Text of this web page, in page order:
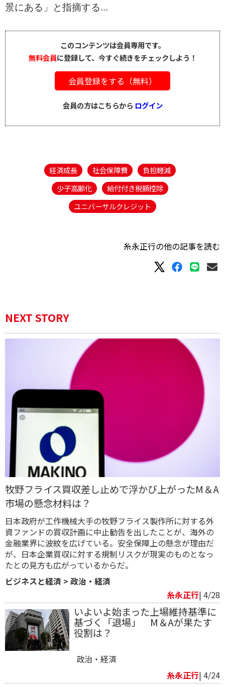
景にある」と指摘する...
このコンテンツは会員専用です。
無料会員に登録して、今すぐ続きをチェックしよう！
会員登録をする（無料）
会員の方はこちらから ログイン
経済成長 社会保障費
負担軽減
少子高齢化
給付付き税額控除
ユニバーサルクレジット
糸永正行の他の記事を読む
NEXT STORY
牧野フライス買収差し止めで浮かび上がったM＆A
市場の懸念材料は？
日本政府が工作機械大手の牧野フライス製作所に対する外
資ファンドの買収計画に中止勧告を出したことが、海外の
金融業界に波紋を広げている。安全保障上の懸念が理由だ
が、日本企業買収に対する規制リスクが現実のものとなっ
たとの見方も広がっているからだ。
ビジネスと経済 > 政治・経済
糸永正行| 4/28
いよいよ始まった上場維持基準に
基づく「退場」 M＆A が果たす
役割は？
政治・経済
糸永正行| 4/24